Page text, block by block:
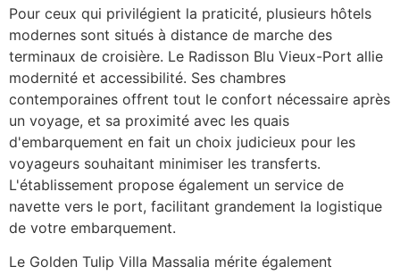
Pour ceux qui privilégient la praticité, plusieurs hôtels
modernes sont situés à distance de marche des
terminaux de croisière. Le Radisson Blu Vieux-Port allie
modernité et accessibilité. Ses chambres
contemporaines offrent tout le confort nécessaire après
un voyage, et sa proximité avec les quais
d'embarquement en fait un choix judicieux pour les
voyageurs souhaitant minimiser les transferts.
L'établissement propose également un service de
navette vers le port, facilitant grandement la logistique
de votre embarquement.
Le Golden Tulip Villa Massalia mérite également